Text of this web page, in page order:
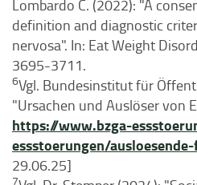
Lombardo C. (2022): "A
definition and diagnostic
nervosa". In: Eat Weight
3695-3711.
6Vgl. Bundesinstitut für
"Ursachen und Auslöser von
https://www.bzga-
essstoerungen/
29.06.25]
7